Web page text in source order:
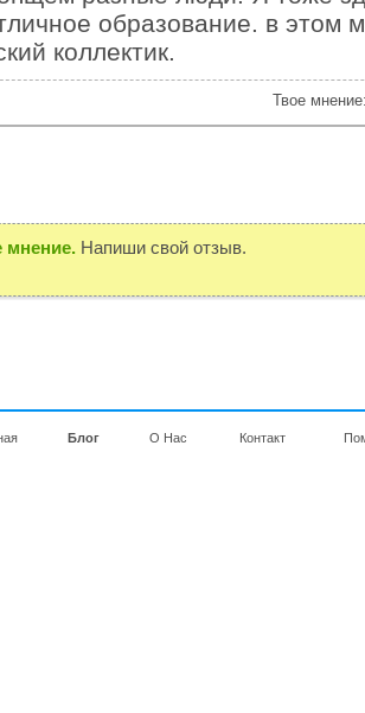
образование. в этом
коллектик.
Твое
мнение. Напиши свой отзыв.
Блог О Нас Контакт